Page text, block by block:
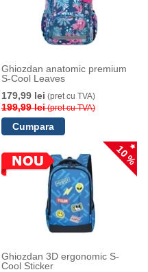
Ghiozdan anatomic premium
S-Cool Leaves
179,99 lei (pret cu TVA)
199,99 lei(pret cu TVA)
10 %
Ghiozdan 3D ergonomic S-
Cool Sticker